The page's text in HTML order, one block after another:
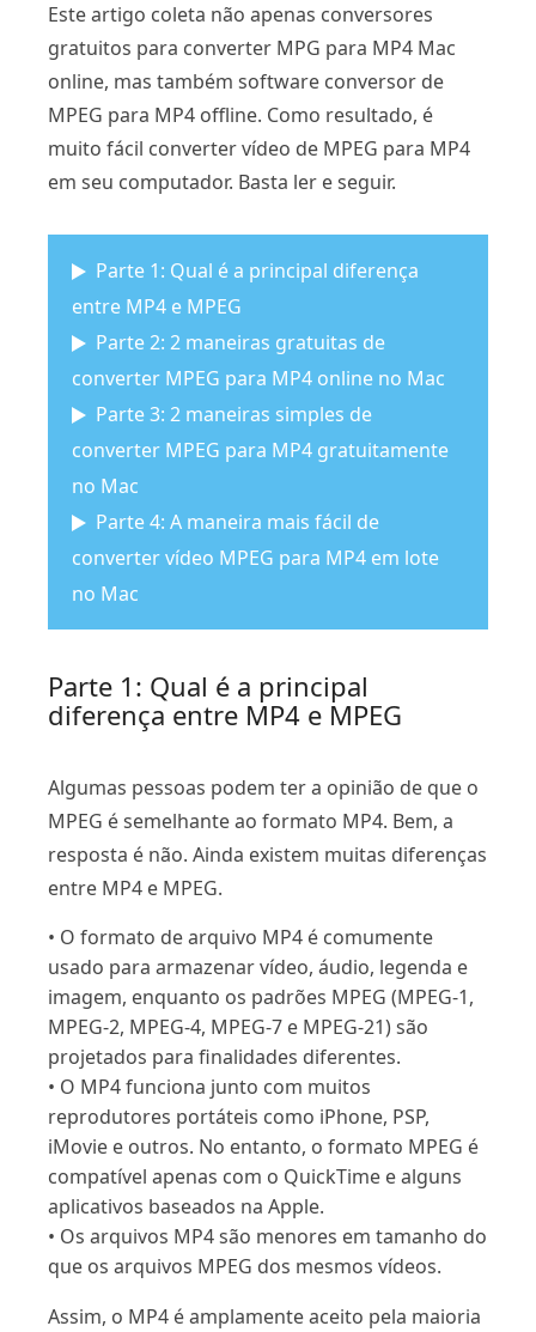
Este artigo coleta não apenas conversores
gratuitos para converter MPG para MP4 Mac
online, mas também software conversor de
MPEG para MP4 offline. Como resultado, é
muito fácil converter vídeo de MPEG para MP4
em seu computador. Basta ler e seguir.
Parte 1: Qual é a principal diferença
entre MP4 e MPEG
Parte 2: 2 maneiras gratuitas de
converter MPEG para MP4 online no Mac
Parte 3: 2 maneiras simples de
converter MPEG para MP4 gratuitamente
no Mac
Parte 4: A maneira mais fácil de
converter vídeo MPEG para MP4 em lote
no Mac
Parte 1: Qual é a principal
diferença entre MP4 e MPEG
Algumas pessoas podem ter a opinião de que o
MPEG é semelhante ao formato MP4. Bem, a
resposta é não. Ainda existem muitas diferenças
entre MP4 e MPEG.
• O formato de arquivo MP4 é comumente
usado para armazenar vídeo, áudio, legenda e
imagem, enquanto os padrões MPEG (MPEG-1,
MPEG-2, MPEG-4, MPEG-7 e MPEG-21) são
projetados para finalidades diferentes.
• O MP4 funciona junto com muitos
reprodutores portáteis como iPhone, PSP,
iMovie e outros. No entanto, o formato MPEG é
compatível apenas com o QuickTime e alguns
aplicativos baseados na Apple.
• Os arquivos MP4 são menores em tamanho do
que os arquivos MPEG dos mesmos vídeos.
Assim, o MP4 é amplamente aceito pela maioria